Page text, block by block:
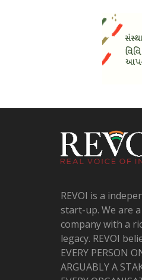
REVOI is a
start-up. We are
company with a
legacy. REVOI
EVERY PERSON
ARGUABLY A